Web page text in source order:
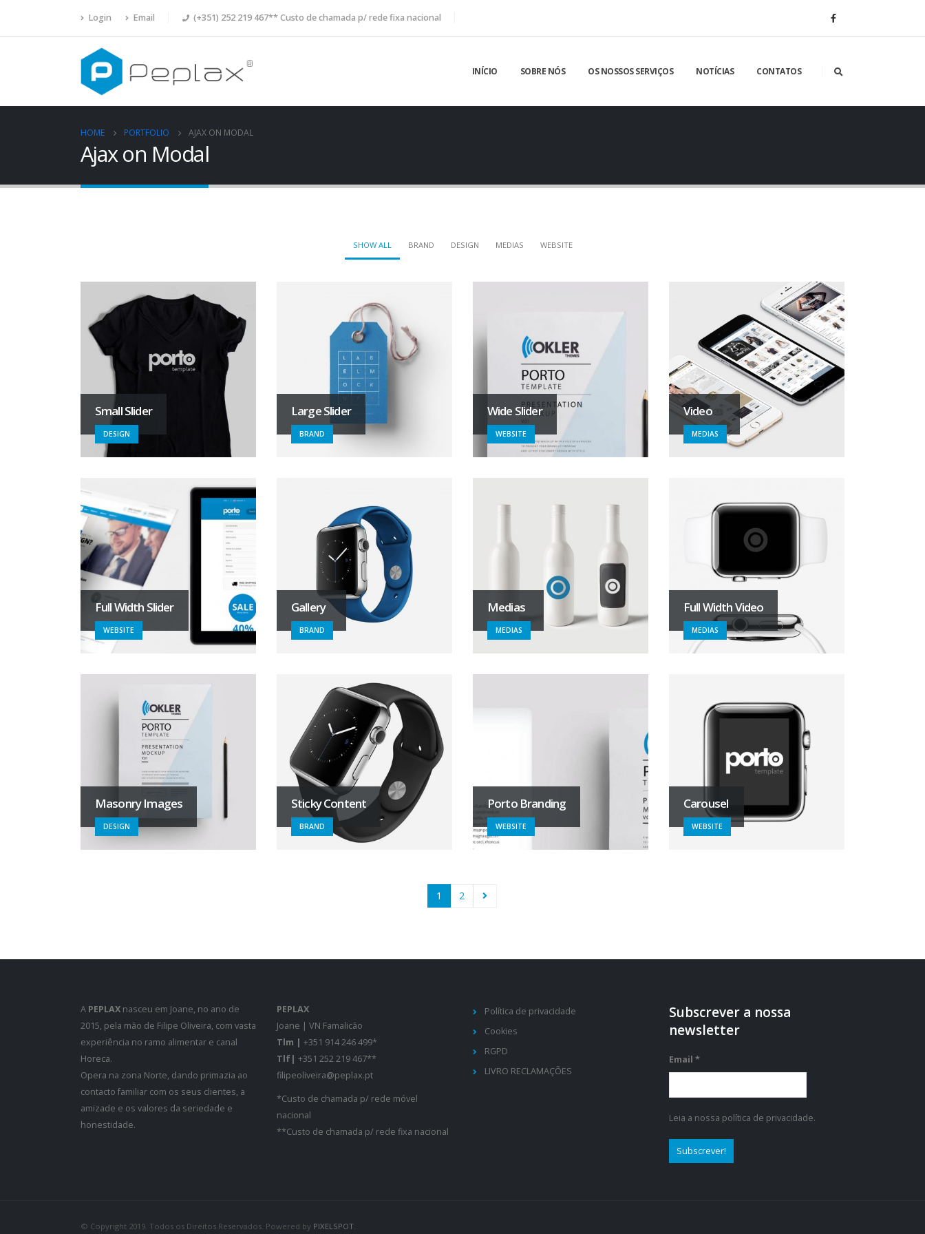
Login Email (+351) 252 219 467** Custo de chamada p/ rede fixa nacional
INÍCIO SOBRE NÓS OS NOSSOS SERVIÇOS NOTÍCIAS CONTATOS
HOME PORTFOLIO AJAX ON MODAL
Ajax on Modal
SHOW ALL BRAND DESIGN MEDIAS WEBSITE
Small Slider
DESIGN
Large Slider
BRAND
Wide Slider
WEBSITE
Video
MEDIAS
Full Width Slider
WEBSITE
Gallery
BRAND
Medias
MEDIAS
Full Width Video
MEDIAS
Masonry Images
DESIGN
Sticky Content
BRAND
Porto Branding
WEBSITE
Carousel
WEBSITE
1 2
A PEPLAX nasceu em Joane, no ano de
2015, pela mão de Filipe Oliveira, com vasta
experiência no ramo alimentar e canal
Horeca.
Opera na zona Norte, dando primazia ao
contacto familiar com os seus clientes, a
amizade e os valores da seriedade e
honestidade.
PEPLAX
Joane | VN Famalicão
Tlm | +351 914 246 499*
Tlf| +351 252 219 467**
filipeoliveira@peplax.pt
*Custo de chamada p/ rede móvel
nacional
**Custo de chamada p/ rede fixa nacional
Política de privacidade
Cookies
RGPD
LIVRO RECLAMAÇÕES
Subscrever a nossa
newsletter
Email *
Leia a nossa política de privacidade.
© Copyright 2019. Todos os Direitos Reservados. Powered by PIXELSPOT.